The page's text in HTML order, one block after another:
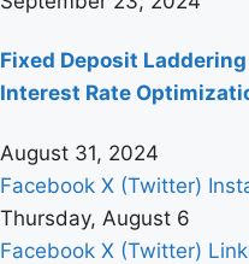
Fixed Deposit
Interest Rate
August 31, 2024
Facebook X (Twitter)
Thursday, August 6
Facebook X (Twitter)